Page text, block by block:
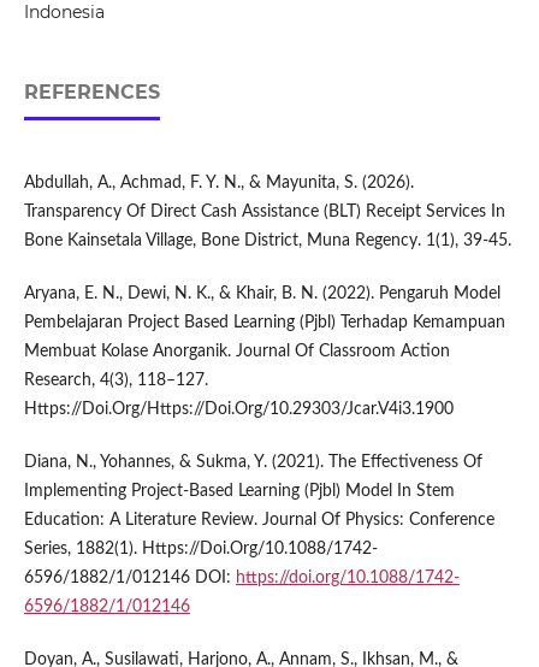
Indonesia
REFERENCES
Abdullah, A., Achmad, F. Y. N., & Mayunita, S. (2026).
Transparency Of Direct Cash Assistance (BLT) Receipt Services In
Bone Kainsetala Village, Bone District, Muna Regency. 1(1), 39-45.
Aryana, E. N., Dewi, N. K., & Khair, B. N. (2022). Pengaruh Model
Pembelajaran Project Based Learning (Pjbl) Terhadap Kemampuan
Membuat Kolase Anorganik. Journal Of Classroom Action
Research, 4(3), 118–127.
Https://Doi.Org/Https://Doi.Org/10.29303/Jcar.V4i3.1900
Diana, N., Yohannes, & Sukma, Y. (2021). The Effectiveness Of
Implementing Project-Based Learning (Pjbl) Model In Stem
Education: A Literature Review. Journal Of Physics: Conference
Series, 1882(1). Https://Doi.Org/10.1088/1742-
6596/1882/1/012146 DOI: https://doi.org/10.1088/1742-
6596/1882/1/012146
Doyan, A., Susilawati, Harjono, A., Annam, S., Ikhsan, M., &